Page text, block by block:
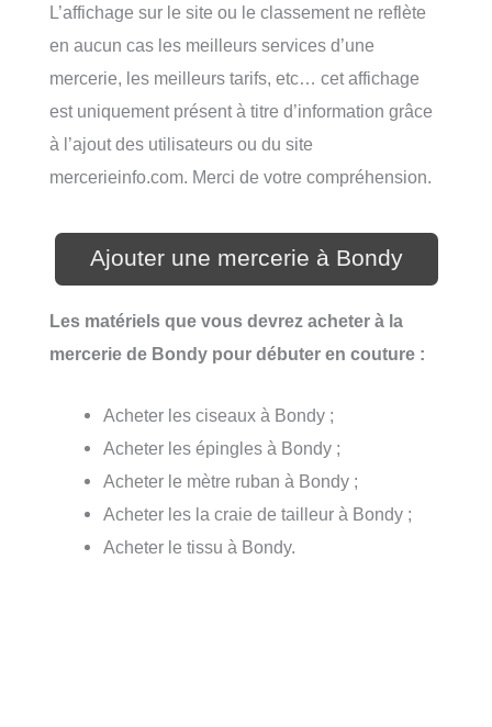
L’affichage sur le site ou le classement ne reflète
en aucun cas les meilleurs services d’une
mercerie, les meilleurs tarifs, etc… cet affichage
est uniquement présent à titre d’information grâce
à l’ajout des utilisateurs ou du site
mercerieinfo.com. Merci de votre compréhension.
Ajouter une mercerie à Bondy
Les matériels que vous devrez acheter à la
mercerie de Bondy pour débuter en couture :
Acheter les ciseaux à Bondy ;
Acheter les épingles à Bondy ;
Acheter le mètre ruban à Bondy ;
Acheter les la craie de tailleur à Bondy ;
Acheter le tissu à Bondy.